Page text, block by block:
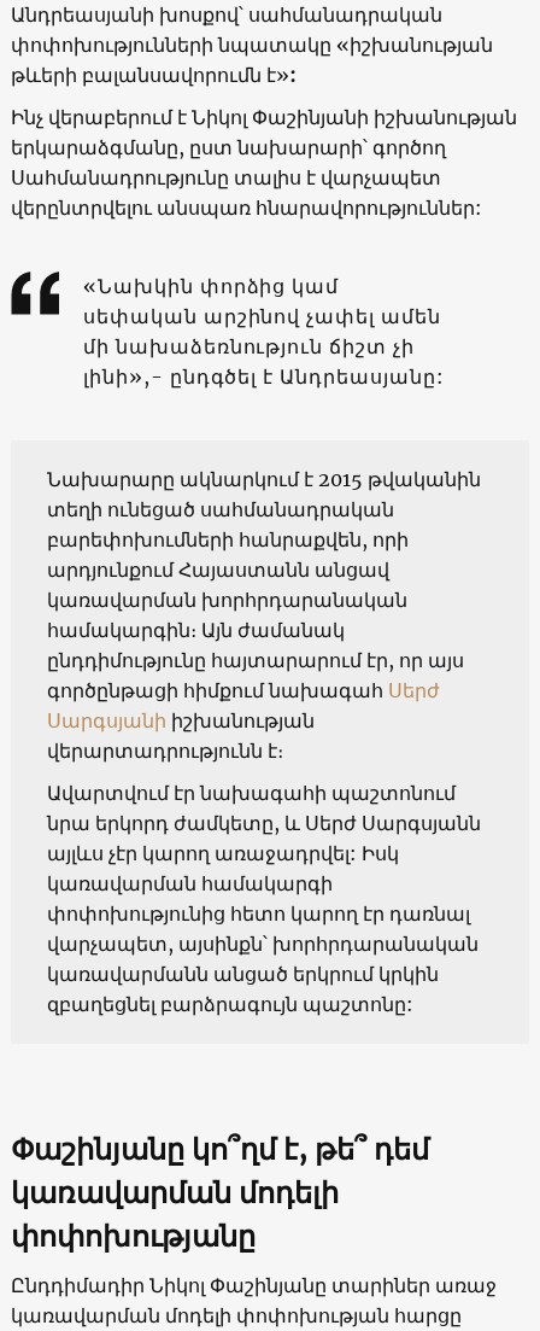
Անդրեասյանի խոսքով՝ սահմանադրական
փոփոխությունների նպատակը «իշխանության
թևերի բալանսավորումն է»:
Ինչ վերաբերում է Նիկոլ Փաշինյանի իշխանության
երկարաձգմանը, ըստ նախարարի՝ գործող
Սահմանադրությունը տալիս է վարչապետ
վերընտրվելու անսպառ հնարավորություններ:
«Նախկին փորձից կամ
սեփական արշինով չափել ամեն
մի նախաձեռնություն ճիշտ չի
լինի»,- ընդգծել է Անդրեասյանը:
Նախարարը ակնարկում է 2015 թվականին
տեղի ունեցած սահմանադրական
բարեփոխումների հանրաքվեն, որի
արդյունքում Հայաստանն անցավ
կառավարման խորհրդարանական
համակարգին։ Այն ժամանակ
ընդդիմությունը հայտարարում էր, որ այս
գործընթացի հիմքում նախագահ Սերժ
Սարգսյանի իշխանության
վերարտադրությունն է։
Ավարտվում էր նախագահի պաշտոնում
նրա երկորդ ժամկետը, և Սերժ Սարգսյանն
այլևս չէր կարող առաջադրվել: Իսկ
կառավարման համակարգի
փոփոխությունից հետո կարող էր դառնալ
վարչապետ, այսինքն՝ խորհրդարանական
կառավարմանն անցած երկրում կրկին
զբաղեցնել բարձրագույն պաշտոնը:
Փաշինյանը կո՞ղմ է, թե՞ դեմ
կառավարման մոդելի
փոփոխությանը
Ընդդիմադիր Նիկոլ Փաշինյանը տարիներ առաջ
կառավարման մոդելի փոփոխության հարցը